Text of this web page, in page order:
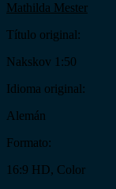
Mathilda Mester
Título original:
Nakskov 1:50
Idioma original:
Alemán
Formato:
16:9 HD, Color